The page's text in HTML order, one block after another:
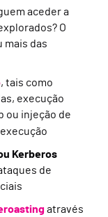
aceder a
O
mais das
, tais como
execução
ou injeção de
execução
Kerberos
de
através